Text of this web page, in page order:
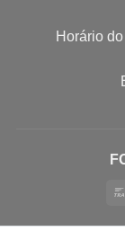
Horário